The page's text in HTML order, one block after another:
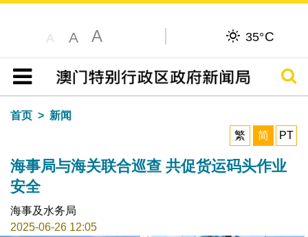
A A A 35°C
目录
搜寻
首页
新闻
繁
简 PT
海事局与海关联合巡查 共促货运码头作业
安全
海事及水务局
2025-06-26 12:05